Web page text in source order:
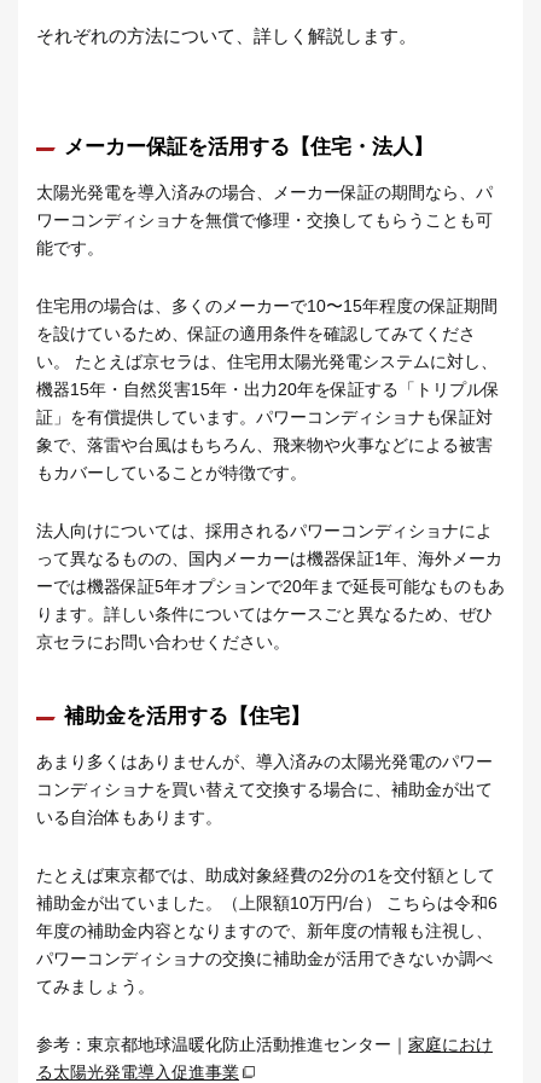
それぞれの方法について、詳しく解説します。
メーカー保証を活用する【住宅・法人】
太陽光発電を導入済みの場合、メーカー保証の期間なら、パ
ワーコンディショナを無償で修理・交換してもらうことも可
能です。
住宅用の場合は、多くのメーカーで10〜15年程度の保証期間
を設けているため、保証の適用条件を確認してみてくださ
い。 たとえば京セラは、住宅用太陽光発電システムに対し、
機器15年・自然災害15年・出力20年を保証する「トリプル保
証」を有償提供しています。パワーコンディショナも保証対
象で、落雷や台風はもちろん、飛来物や火事などによる被害
もカバーしていることが特徴です。
法人向けについては、採用されるパワーコンディショナによ
って異なるものの、国内メーカーは機器保証1年、海外メーカ
ーでは機器保証5年オプションで20年まで延長可能なものもあ
ります。詳しい条件についてはケースごと異なるため、ぜひ
京セラにお問い合わせください。
補助金を活用する【住宅】
あまり多くはありませんが、導入済みの太陽光発電のパワー
コンディショナを買い替えて交換する場合に、補助金が出て
いる自治体もあります。
たとえば東京都では、助成対象経費の2分の1を交付額として
補助金が出ていました。（上限額10万円/台） こちらは令和6
年度の補助金内容となりますので、新年度の情報も注視し、
パワーコンディショナの交換に補助金が活用できないか調べ
てみましょう。
参考：東京都地球温暖化防止活動推進センター｜ 家庭におけ
る太陽光発電導入促進事業